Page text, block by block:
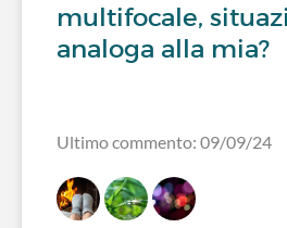
multifocale,
analoga alla mia?
Ultimo commento: 09/09/24